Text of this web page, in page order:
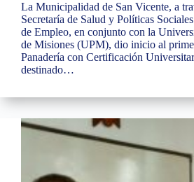
La Municipalidad de San Vicente, a
Secretaría de Salud y Políticas
de Empleo, en conjunto con la
de Misiones (UPM), dio inicio al
Panadería con Certificación
destinado…